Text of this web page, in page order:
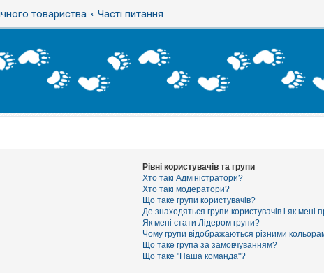
товариства Часті питання
Рівні користувачів та групи
Хто такі Адміністратори?
Хто такі модератори?
Що таке групи користувачів?
Де знаходяться групи користувачів і як мені
Як мені стати Лідером групи?
Чому групи відображаються різними
Що таке група за замовчуванням?
Що таке "Наша команда"?